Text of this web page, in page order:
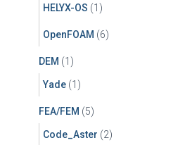
HELYX-OS (1)
OpenFOAM (6)
DEM (1)
Yade (1)
FEA/FEM (5)
Code_Aster (2)